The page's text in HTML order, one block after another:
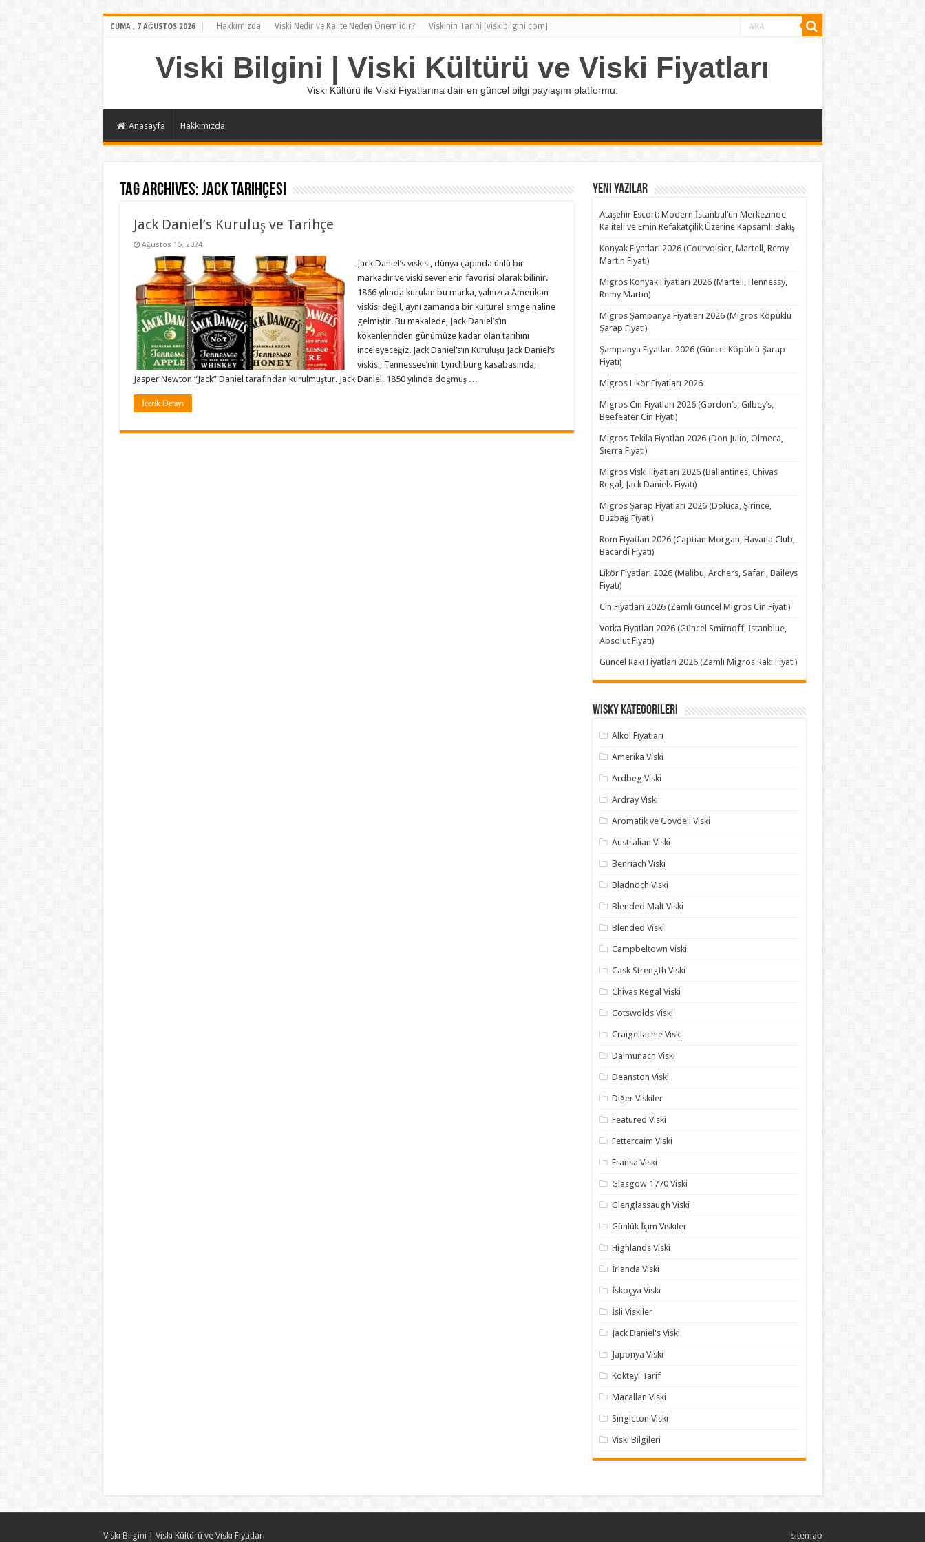
CUMA , 7 AĞUSTOS 2026 Hakkımızda Viski Nedir ve Kalite Neden Önemlidir? Viskinin Tarihi [viskibilgini.com]
Viski Bilgini | Viski Kültürü ve Viski Fiyatları
Viski Kültürü ile Viski Fiyatlarına dair en güncel bilgi paylaşım platformu.
Anasayfa Hakkımızda
Tag Archives:jack tarihçesi
Jack Daniel’s Kuruluş ve Tarihçe
Ağustos 15, 2024
Jack Daniel’s viskisi, dünya çapında ünlü bir
markadır ve viski severlerin favorisi olarak bilinir.
1866 yılında kurulan bu marka, yalnızca Amerikan
viskisi değil, aynı zamanda bir kültürel simge haline
gelmiştir. Bu makalede, Jack Daniel’s’ın
kökenlerinden günümüze kadar olan tarihini
inceleyeceğiz. Jack Daniel’s’ın Kuruluşu Jack Daniel’s
viskisi, Tennessee’nin Lynchburg kasabasında,
Jasper Newton “Jack” Daniel tarafından kurulmuştur. Jack Daniel, 1850 yılında doğmuş …
İçerik Detayı
Yeni Yazılar
Ataşehir Escort: Modern İstanbul’un Merkezinde
Kaliteli ve Emin Refakatçilik Üzerine Kapsamlı Bakış
Konyak Fiyatları 2026 (Courvoisier, Martell, Remy
Martin Fiyatı)
Migros Konyak Fiyatları 2026 (Martell, Hennessy,
Remy Martin)
Migros Şampanya Fiyatları 2026 (Migros Köpüklü
Şarap Fiyatı)
Şampanya Fiyatları 2026 (Güncel Köpüklü Şarap
Fiyatı)
Migros Likör Fiyatları 2026
Migros Cin Fiyatları 2026 (Gordon’s, Gilbey’s,
Beefeater Cin Fiyatı)
Migros Tekila Fiyatları 2026 (Don Julio, Olmeca,
Sierra Fiyatı)
Migros Viski Fiyatları 2026 (Ballantines, Chivas
Regal, Jack Daniels Fiyatı)
Migros Şarap Fiyatları 2026 (Doluca, Şirince,
Buzbağ Fiyatı)
Rom Fiyatları 2026 (Captian Morgan, Havana Club,
Bacardi Fiyatı)
Likör Fiyatları 2026 (Malibu, Archers, Safari, Baileys
Fiyatı)
Cin Fiyatları 2026 (Zamlı Güncel Migros Cin Fiyatı)
Votka Fiyatları 2026 (Güncel Smirnoff, İstanblue,
Absolut Fiyatı)
Güncel Rakı Fiyatları 2026 (Zamlı Migros Rakı Fiyatı)
Wisky Kategorileri
Alkol Fiyatları
Amerika Viski
Ardbeg Viski
Ardray Viski
Aromatik ve Gövdeli Viski
Australian Viski
Benriach Viski
Bladnoch Viski
Blended Malt Viski
Blended Viski
Campbeltown Viski
Cask Strength Viski
Chivas Regal Viski
Cotswolds Viski
Craigellachie Viski
Dalmunach Viski
Deanston Viski
Diğer Viskiler
Featured Viski
Fettercaim Viski
Fransa Viski
Glasgow 1770 Viski
Glenglassaugh Viski
Günlük İçim Viskiler
Highlands Viski
İrlanda Viski
İskoçya Viski
İsli Viskiler
Jack Daniel's Viski
Japonya Viski
Kokteyl Tarif
Macallan Viski
Singleton Viski
Viski Bilgileri
sitemap
Viski Bilgini | Viski Kültürü ve Viski Fiyatları